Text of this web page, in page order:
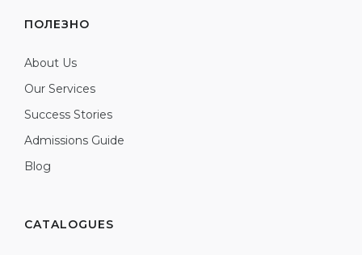
ПОЛЕЗНО
About Us
Our Services
Success Stories
Admissions Guide
Blog
CATALOGUES